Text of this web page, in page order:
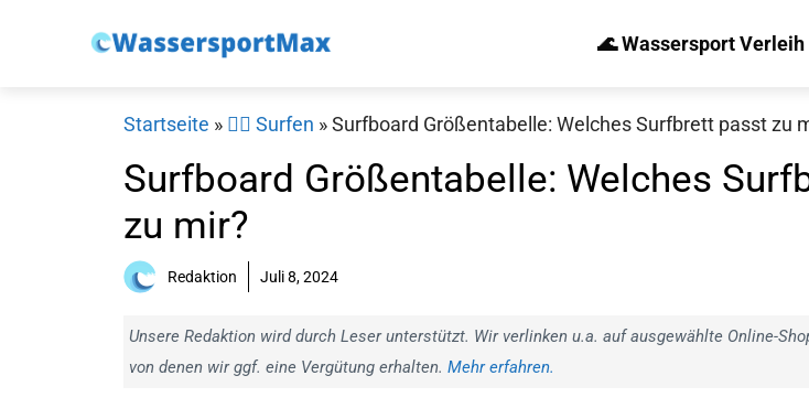
🌊 Wassersport Verleih
Startseite » 🏄‍♂️ Surfen »Surfboard Größentabelle: Welches Surfbrett passt zu
Surfboard Größentabelle: Welches
zu mir?
Redaktion Juli 8, 2024
Unsere Redaktion wird durch Leser unterstützt. Wir verlinken u.a. auf ausgewählte Online-
von denen wir ggf. eine Vergütung erhalten. Mehr erfahren.